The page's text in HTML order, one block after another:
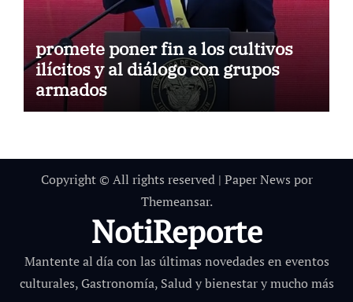
promete poner fin a los cultivos
ilícitos y al diálogo con grupos
armados
Copyright © All rights reserved | Paper News por
Themeansar.
NotiReporte
Mantente al día con las últimas novedades en eventos
culturales, Gastronomía, Salud y bienestar y mucho más